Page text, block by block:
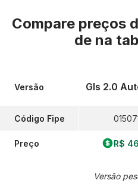
Compare preços
de na
Versão
Código Fipe
Preço
Gls 2.0
R$
Versão